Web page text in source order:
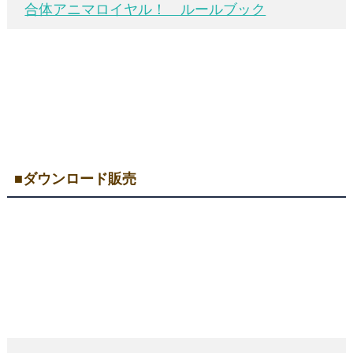
合体アニマロイヤル！ ルールブック
■ダウンロード販売